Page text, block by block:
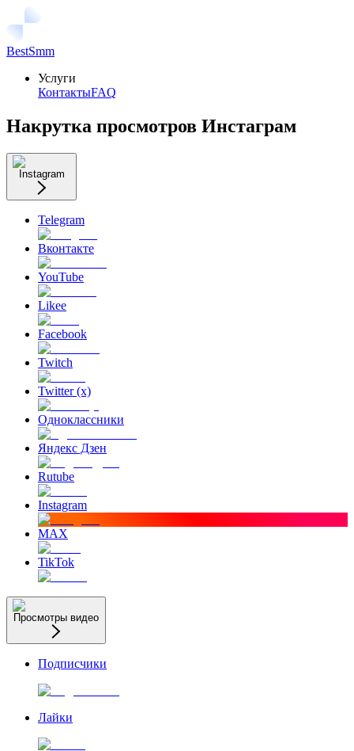
BestSmm
Услуги
КонтактыFAQ
Накрутка просмотров Инстаграм
Instagram
Telegram
Вконтакте
YouTube
Likee
Facebook
Twitch
Twitter (x)
Одноклассники
Яндекс Дзен
Rutube
Instagram
MAX
TikTok
Просмотры видео
Подписчики
Лайки